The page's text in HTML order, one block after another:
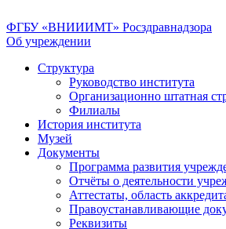
ФГБУ «ВНИИИМТ» Росздравнадзора
Об учреждении
Структура
Руководство института
Организационно штатная
Филиалы
История института
Музей
Документы
Программа развития
Отчёты о деятельности
Аттестаты, область
Правоустанавливающие
Реквизиты